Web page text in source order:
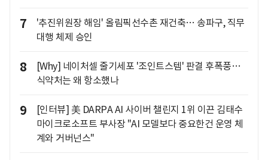
7
'추진위원장 해임' 올림픽선수촌 재건축… 송파구, 직무
대행 체제 승인
8
[Why] 네이처셀 줄기세포 '조인트스템' 판결 후폭풍…
식약처는 왜 항소했나
9
[인터뷰] 美 DARPA AI 사이버 챌린지 1위 이끈 김태수
마이크로소프트 부사장 "AI 모델보다 중요한건 운영 체
계와 거버넌스"